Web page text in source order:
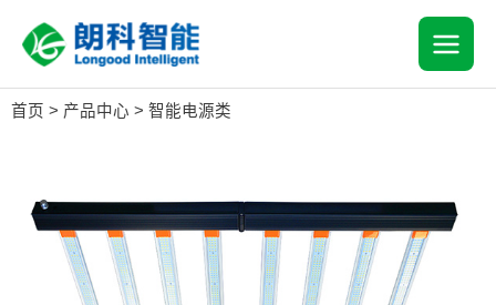
首页 > 产品中心 > 智能电源类